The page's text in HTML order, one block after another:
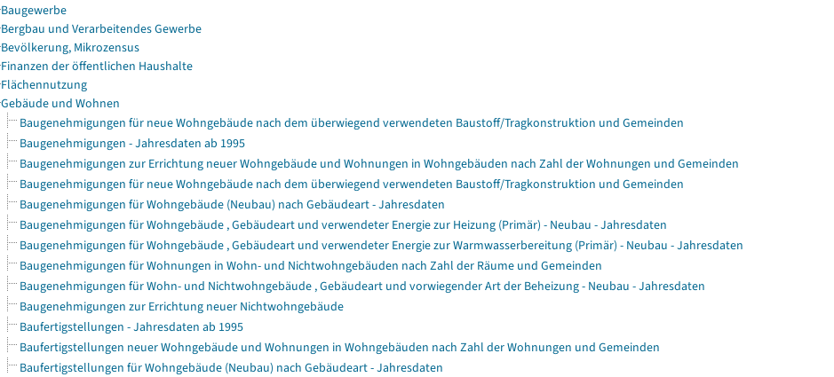
Baugewerbe
Bergbau und Verarbeitendes Gewerbe
Bevölkerung, Mikrozensus
Finanzen der öffentlichen Haushalte
Flächennutzung
Gebäude und Wohnen
Baugenehmigungen für neue Wohngebäude nach dem überwiegend verwendeten Baustoff/Tragkonstruktion und Gemeinden
Baugenehmigungen - Jahresdaten ab 1995
Baugenehmigungen zur Errichtung neuer Wohngebäude und Wohnungen in Wohngebäuden nach Zahl der Wohnungen und Gemeinden
Baugenehmigungen für neue Wohngebäude nach dem überwiegend verwendeten Baustoff/Tragkonstruktion und Gemeinden
Baugenehmigungen für Wohngebäude (Neubau) nach Gebäudeart - Jahresdaten
Baugenehmigungen für Wohngebäude , Gebäudeart und verwendeter Energie zur Heizung (Primär) - Neubau - Jahresdaten
Baugenehmigungen für Wohngebäude , Gebäudeart und verwendeter Energie zur Warmwasserbereitung (Primär) - Neubau - Jahresdaten
Baugenehmigungen für Wohnungen in Wohn- und Nichtwohngebäuden nach Zahl der Räume und Gemeinden
Baugenehmigungen für Wohn- und Nichtwohngebäude , Gebäudeart und vorwiegender Art der Beheizung - Neubau - Jahresdaten
Baugenehmigungen zur Errichtung neuer Nichtwohngebäude
Baufertigstellungen - Jahresdaten ab 1995
Baufertigstellungen neuer Wohngebäude und Wohnungen in Wohngebäuden nach Zahl der Wohnungen und Gemeinden
Baufertigstellungen für Wohngebäude (Neubau) nach Gebäudeart - Jahresdaten